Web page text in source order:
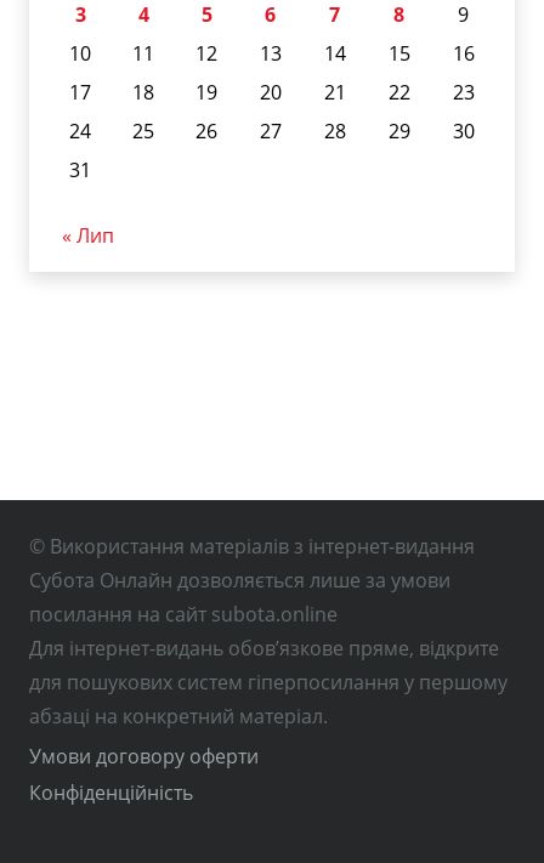
3
4 5 6 7 8
9
10
11 12 13 14 15
16
17
18 19 20 21 22
23
24
25 26 27 28 29
30
31
« Лип
© Використання матеріалів з інтернет-видання
Субота Онлайн дозволяється лише за умови
посилання на сайт subota.online
Для інтернет-видань обов’язкове пряме, відкрите
для пошукових систем гіперпосилання у першому
абзаці на конкретний матеріал.
Умови договору оферти
Конфіденційність